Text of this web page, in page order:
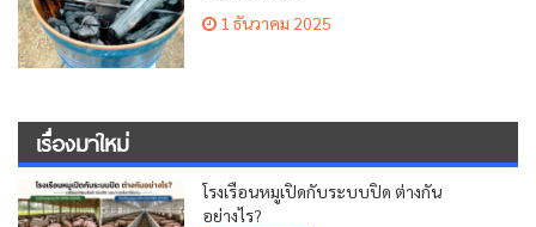
1 ธันวาคม 2025
เรื่องมาใหม่
โรงเรือนหมูเปิดกับระบบปิด ต่างกัน
อย่างไร?